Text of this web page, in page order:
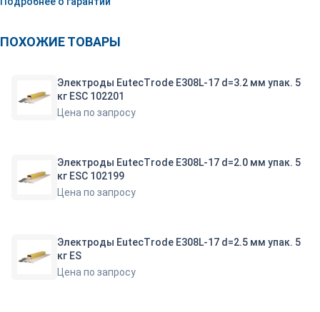
ПОХОЖИЕ ТОВАРЫ
Электроды EutecTrode E308L-17 d=3.2 мм упак. 5
кг ESC 102201
Цена по запросу
Электроды EutecTrode E308L-17 d=2.0 мм упак. 5
кг ESC 102199
Цена по запросу
Электроды EutecTrode E308L-17 d=2.5 мм упак. 5
кг ES
Цена по запросу